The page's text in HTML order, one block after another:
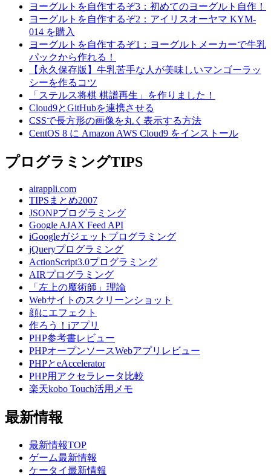
ヨーグルトを自作するぞ3：初めてのヨーグルト自作！
ヨーグルトを自作するぞ2：アイリスオーヤマ KYM-
014 を購入
ヨーグルトを自作するぞ1：ヨーグルトメーカーで牛乳
パックから作れる！
【永久保存版】牛乳苦手な人が美味しいマンゴーラッ
シーを作るコツ
「ステルス将棋 棋譜再生」を作りました！
Cloud9とGitHubを連携させる
CSSで長方形の画像を丸く表示する方法
CentOS 8 に Amazon AWS Cloud9 をインストール
プログラミングTIPS
airappli.com
TIPSまとめ2007
JSONPプログラミング
Google AJAX Feed API
iGoogleガジェットプログラミング
jQueryプログラミング
ActionScript3.0プログラミング
AIRプログラミング
「左上の魔術師」理論
Webサイトのスクリーンショット
顔にエフェクト
作ろう！iアプリ
PHP参考書レビュー
PHPオープンソースWebアプリレビュー
PHPとeAccelerator
PHP用アクセラレータ比較
楽天kobo Touch活用メモ
最新情報
最新情報TOP
ゲーム最新情報
ケータイ最新情報